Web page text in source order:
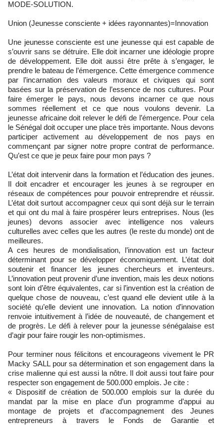
MODE-SOLUTION.
Union (Jeunesse consciente + idées rayonnantes)=Innovation
Une jeunesse consciente est une jeunesse qui est capable de
s’ouvrir sans se détruire. Elle doit incarner une idéologie propre
de développement. Elle doit aussi être prête à s’engager, le
prendre le bateau de l’émergence. Cette émergence commence
par l’incarnation des valeurs moraux et civiques qui sont
basées sur la préservation de l’essence de nos cultures. Pour
faire émerger le pays, nous devons incarner ce que nous
sommes réellement et ce que nous voulons devenir. La
jeunesse africaine doit relever le défi de l’émergence. Pour cela
le Sénégal doit occuper une place très importante. Nous devons
participer activement au développement de nos pays en
commençant par signer notre propre contrat de performance.
Qu’est ce que je peux faire pour mon pays ?
L’état doit intervenir dans la formation et l’éducation des jeunes.
Il doit encadrer et encourager les jeunes à se regrouper en
réseaux de compétences pour pouvoir entreprendre et réussir.
L’état doit surtout accompagner ceux qui sont déjà sur le terrain
et qui ont du mal à faire prospérer leurs entreprises. Nous (les
jeunes) devons associer avec intelligence nos valeurs
culturelles avec celles que les autres (le reste du monde) ont de
meilleures.
A ces heures de mondialisation, l’innovation est un facteur
déterminant pour se développer économiquement. L’état doit
soutenir et financer les jeunes chercheurs et inventeurs.
L’innovation peut provenir d’une invention, mais les deux notions
sont loin d’être équivalentes, car si l’invention est la création de
quelque chose de nouveau, c’est quand elle devient utile à la
société qu’elle devient une innovation. La notion d’innovation
renvoie intuitivement à l’idée de nouveauté, de changement et
de progrès. Le défi à relever pour la jeunesse sénégalaise est
d’agir pour faire rougir les non-optimismes.
Pour terminer nous félicitons et encourageons vivement le PR
Macky SALL pour sa détermination et son engagement dans la
crise malienne qui est aussi la nôtre. Il doit aussi tout faire pour
respecter son engagement de 500.000 emplois. Je cite :
« Dispositif de création de 500.000 emplois sur la durée du
mandat par la mise en place d’un programme d’appui au
montage de projets et d’accompagnement des Jeunes
entrepreneurs à travers le Fonds de Garantie et